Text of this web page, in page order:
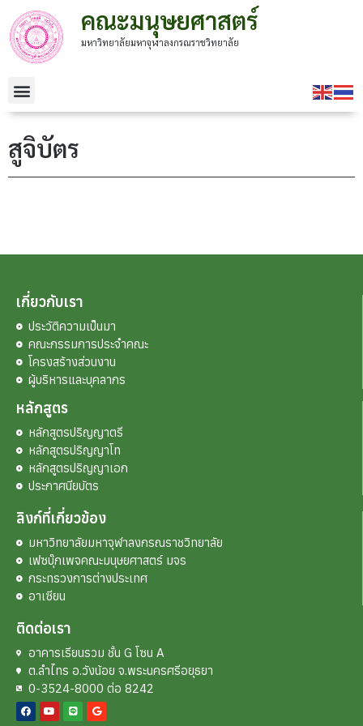
คณะมนุษยศาสตร์
มหาวิทยาลัยมหาจุฬาลงกรณราชวิทยาลัย
สูจิบัตร
เกี่ยวกับเรา
ประวัติความเป็นมา
คณะกรรมการประจำคณะ
โครงสร้างส่วนงาน
ผู้บริหารและบุคลากร
หลักสูตร
หลักสูตรปริญญาตรี
หลักสูตรปริญญาโท
หลักสูตรปริญญาเอก
ประกาศนียบัตร
ลิงก์ที่เกี่ยวข้อง
มหาวิทยาลัยมหาจุฬาลงกรณราชวิทยาลัย
เฟซบุ๊กเพจคณะมนุษยศาสตร์ มจร
กระทรวงการต่างประเทศ
อาเซียน
ติดต่อเรา
อาคารเรียนรวม ชั้น G โซน A
ต.ลำไทร อ.วังน้อย จ.พระนครศรีอยุธยา
0-3524-8000 ต่อ 8242